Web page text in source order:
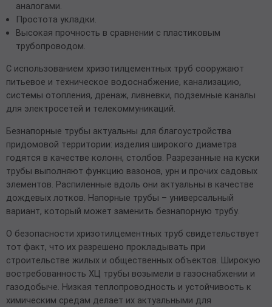
аналогами.
Простота укладки.
Высокая прочность в сравнении с пластиковым
трубопроводом.
С использованием хризотилцементных труб сооружают
питьевое и техническое водоснабжение, канализацию,
системы отопления, дренаж, ливневки, подземные каналы
для электросетей и телекоммуникаций.
Безнапорные трубы актуальны для благоустройства
придомовой территории: изделия широкого диаметра
годятся в качестве колонн, столбов. Разрезанные на куски
трубы выполняют функцию вазонов, урн и прочих садовых
элементов. Распиленные вдоль они актуальны в качестве
дождевых лотков. Напорные трубы – универсальный
вариант, который может заменить безнапорную трубу.
О безопасности хризотилцементных труб свидетельствует
тот факт, что их разрешено прокладывать при
строительстве жилых и общественных объектов. Широкую
востребованность ХЦ трубы возымели в газоснабжении и
газодобыче. Низкая теплопроводность и устойчивость к
химическим средам делает их актуальными для